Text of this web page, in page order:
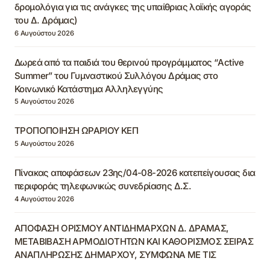
δρομολόγια για τις ανάγκες της υπαίθριας λαϊκής αγοράς
του Δ. Δράμας)
6 Αυγούστου 2026
Δωρεά από τα παιδιά του θερινού προγράμματος “Active
Summer” του Γυμναστικού Συλλόγου Δράμας στο
Κοινωνικό Κατάστημα Αλληλεγγύης
5 Αυγούστου 2026
ΤΡΟΠΟΠΟΙΗΣΗ ΩΡΑΡΙΟΥ ΚΕΠ
5 Αυγούστου 2026
Πίνακας αποφάσεων 23ης/04-08-2026 κατεπείγουσας δια
περιφοράς τηλεφωνικώς συνεδρίασης Δ.Σ.
4 Αυγούστου 2026
ΑΠΟΦΑΣΗ ΟΡΙΣΜΟΥ ΑΝΤΙΔΗΜΑΡΧΩΝ Δ. ΔΡΑΜΑΣ,
ΜΕΤΑΒΙΒΑΣΗ ΑΡΜΟΔΙΟΤΗΤΩΝ ΚΑΙ ΚΑΘΟΡΙΣΜΟΣ ΣΕΙΡΑΣ
ΑΝΑΠΛΗΡΩΣΗΣ ΔΗΜΑΡΧΟΥ, ΣΥΜΦΩΝΑ ΜΕ ΤΙΣ